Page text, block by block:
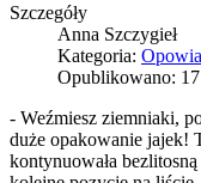
Szczegóły
Anna Szczygieł
Kategoria:
Opublikowano:
- Weźmiesz ziemniaki,
duże opakowanie jajek!
kontynuowała